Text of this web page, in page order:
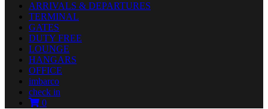
ARRIVALS & DEPARTURES
TERMINAL
GATES
DUTY FREE
LOUNGE
HANGARS
OFFICE
imbarco
check in
0